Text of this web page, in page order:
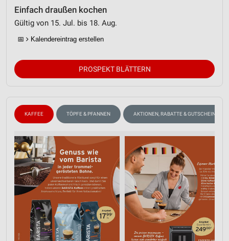
Einfach draußen kochen
Gültig von 15. Jul. bis 18. Aug.
📅 Kalendereintrag erstellen
PROSPEKT BLÄTTERN
KAFFEE TÖPFE & PFANNEN AKTIONEN, RABATTE & GUTSCHEINE